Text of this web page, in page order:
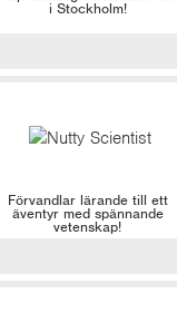
i Stockholm!
Förvandlar lärande till ett
äventyr med spännande
vetenskap!